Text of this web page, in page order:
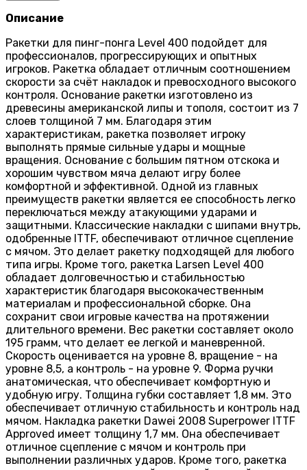
Описание
Ракетки для пинг-понга Level 400 подойдет для
профессионалов, прогрессирующих и опытных
игроков. Ракетка обладает отличным соотношением
скорости за счёт накладок и превосходного высокого
контроля. Основание ракетки изготовлено из
древесины американской липы и тополя, состоит из 7
слоев толщиной 7 мм. Благодаря этим
характеристикам, ракетка позволяет игроку
выполнять прямые сильные удары и мощные
вращения. Основание с большим пятном отскока и
хорошим чувством мяча делают игру более
комфортной и эффективной. Одной из главных
преимуществ ракетки является ее способность легко
переключаться между атакующими ударами и
защитными. Классические накладки с шипами внутрь,
одобренные ITTF, обеспечивают отличное сцепление
с мячом. Это делает ракетку подходящей для любого
типа игры. Кроме того, ракетка Larsen Level 400
обладает долговечностью и стабильностью
характеристик благодаря высококачественным
материалам и профессиональной сборке. Она
сохранит свои игровые качества на протяжении
длительного времени. Вес ракетки составляет около
195 грамм, что делает ее легкой и маневренной.
Скорость оценивается на уровне 8, вращение - на
уровне 8,5, а контроль - на уровне 9. Форма ручки
анатомическая, что обеспечивает комфортную и
удобную игру. Толщина губки составляет 1,8 мм. Это
обеспечивает отличную стабильность и контроль над
мячом. Накладка ракетки Dawei 2008 Superpower ITTF
Approved имеет толщину 1,7 мм. Она обеспечивает
отличное сцепление с мячом и контроль при
выполнении различных ударов. Кроме того, ракетка